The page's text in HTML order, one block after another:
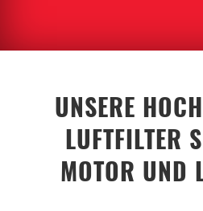
UNSERE
LUFTFILTER
MOTOR UND